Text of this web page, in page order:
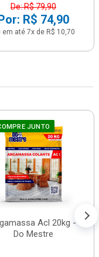
De: R$ 79,90
R$ 74,90
em até 7x de R$ 10,70
JUNTO
Acl 20kg -
Do Mestre